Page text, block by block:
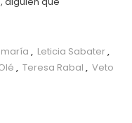
, Leticia Sabater,
, Teresa Rabal , Veto